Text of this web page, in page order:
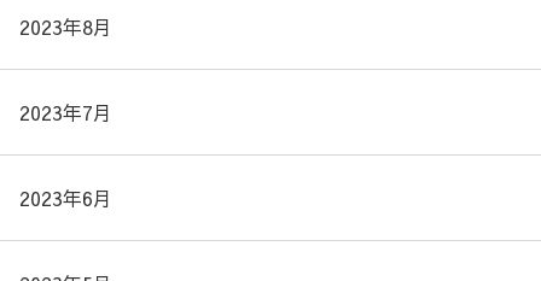
2023年8月
2023年7月
2023年6月